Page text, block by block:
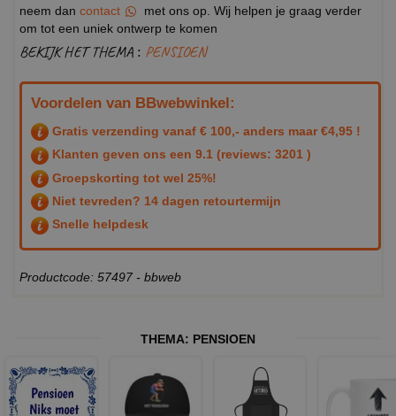
neem dan contact
met ons op. Wij helpen je graag verder
om tot een uniek ontwerp te komen
BEKIJK HET THEMA : PENSIOEN
Voordelen van BBwebwinkel:
Gratis verzending vanaf € 100,- anders maar €4,95 !
Klanten geven ons een 9.1 (reviews: 3201 )
Groepskorting tot wel 25%!
Niet tevreden? 14 dagen retourtermijn
Snelle helpdesk
Productcode: 57497 - bbweb
THEMA: PENSIOEN